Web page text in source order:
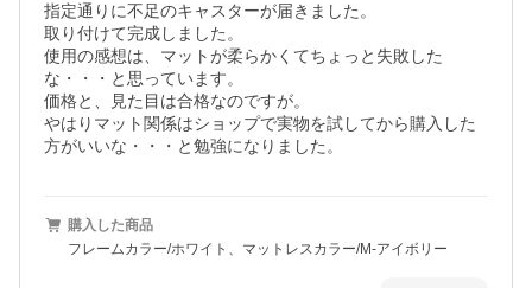
指定通りに不足のキャスターが届きました。
取り付けて完成しました。
使用の感想は、マットが柔らかくてちょっと失敗した
な・・・と思っています。
価格と、見た目は合格なのですが。
やはりマット関係はショップで実物を試してから購入した
方がいいな・・・と勉強になりました。
購入した商品
フレームカラー/ホワイト、マットレスカラー/M-アイボリー